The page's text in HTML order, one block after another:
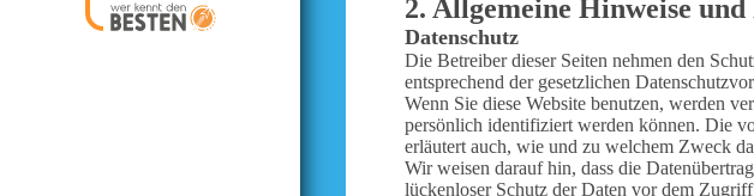
AKF Fenster H&F
GmbH Fensterbau hat
2. Allgemeine Hinweise
Datenschutz
Die Betreiber dieser Seiten nehmen den
entsprechend der gesetzlichen
Wenn Sie diese Website benutzen, werden
persönlich identifiziert werden können. Die
erläutert auch, wie und zu welchem Zweck
Wir weisen darauf hin, dass die
lückenloser Schutz der Daten vor dem